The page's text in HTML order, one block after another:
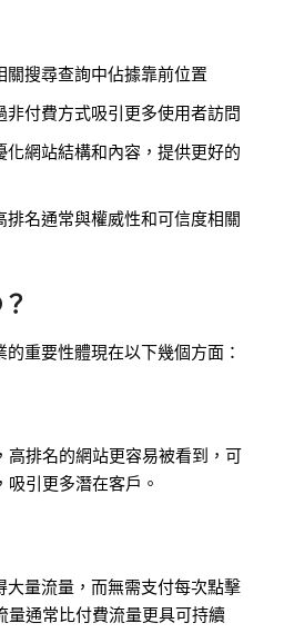
關搜尋查詢中佔據靠前位置
非付費方式吸引更多使用者訪問
化網站結構和內容，提供更好的
排名通常與權威性和可信度相關
重要性體現在以下幾個方面：
高排名的網站更容易被看到，可
引更多潛在客戶。
大量流量，而無需支付每次點擊
量通常比付費流量更具可持續